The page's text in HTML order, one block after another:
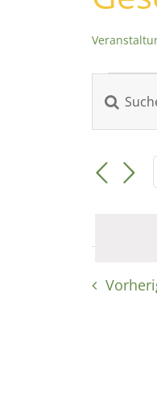
für
2.
Bitte
Suche
nach